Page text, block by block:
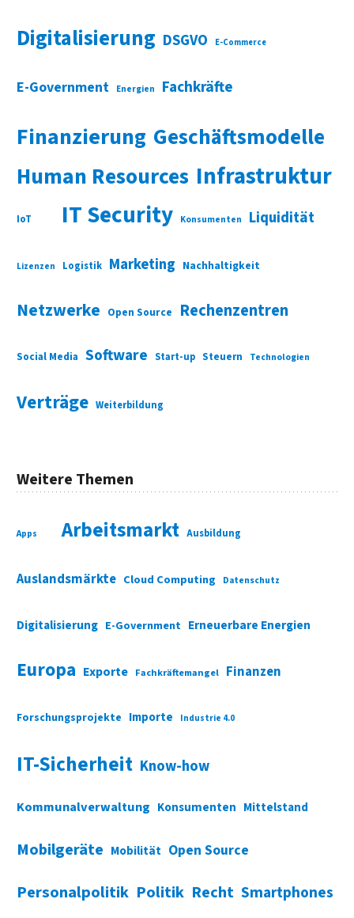
Digitalisierung DSGVO E-Commerce
E-Government Energien Fachkräfte
Finanzierung Geschäftsmodelle
Human Resources Infrastruktur
IoT IT Security Konsumenten Liquidität
Lizenzen Logistik Marketing Nachhaltigkeit
Netzwerke Open Source Rechenzentren
Social Media Software Start-up Steuern Technologien
Verträge Weiterbildung
Weitere Themen
Apps Arbeitsmarkt Ausbildung
Auslandsmärkte Cloud Computing Datenschutz
Digitalisierung E-Government Erneuerbare Energien
Europa Exporte Fachkräftemangel Finanzen
Forschungsprojekte Importe Industrie 4.0
IT-Sicherheit Know-how
Kommunalverwaltung Konsumenten Mittelstand
Mobilgeräte Mobilität Open Source
Personalpolitik Politik Recht Smartphones